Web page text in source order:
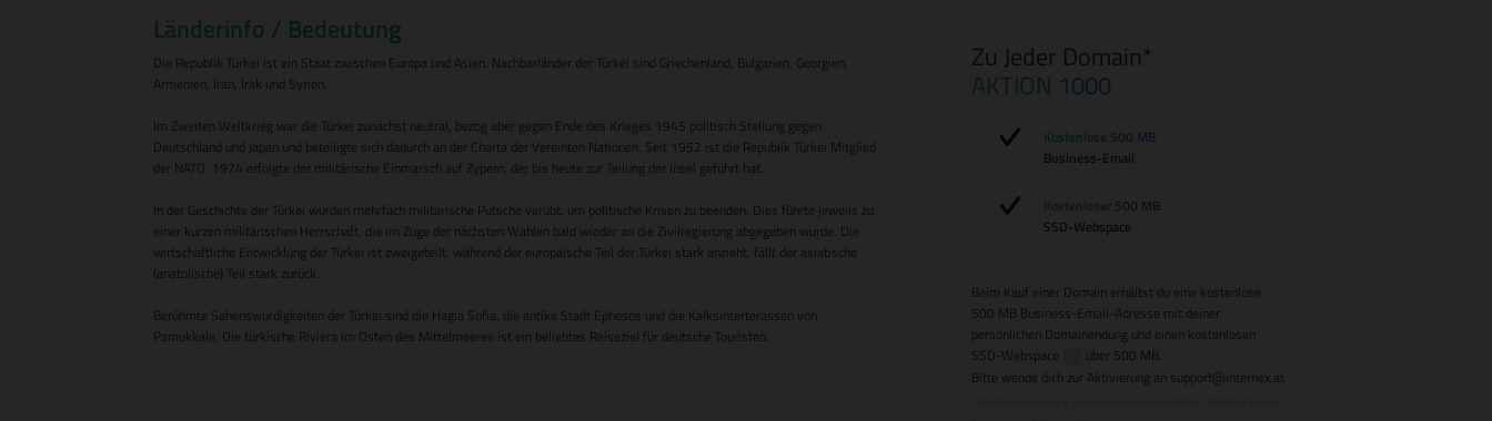
Länderinfo / Bedeutung
Die Republik Türkei ist ein Staat zwischen Europa und Asien. Nachbarländer der Türkei sind Griechenland, Bulgarien, Georgien,
Armenien, Iran, Irak und Syrien.
Im Zweiten Weltkrieg war die Türkei zunächst neutral, bezog aber gegen Ende des Krieges 1945 politisch Stellung gegen
Deutschland und Japan und beteiligte sich dadurch an der Charta der Vereinten Nationen. Seit 1952 ist die Republik Türkei Mitglied
der NATO. 1974 erfolgte der militärische Einmarsch auf Zypern, der bis heute zur Teilung der Insel geführt hat.
In der Geschichte der Türkei wurden mehrfach militärische Putsche verübt, um politische Krisen zu beenden. Dies führte jeweils zu
einer kurzen militärischen Herrschaft, die im Zuge der nächsten Wahlen bald wieder an die Zivilregierung abgegeben wurde. Die
wirtschaftliche Entwicklung der Türkei ist zweigeteilt: während der europäische Teil der Türkei stark anzieht, fällt der asiatische
(anatolische) Teil stark zurück.
Berühmte Sehenswürdigkeiten der Türkei sind die Hagia Sofia, die antike Stadt Ephesos und die Kalksinterterassen von
Pamukkale. Die türkische Riviera im Osten des Mittelmeeres ist ein beliebtes Reiseziel für deutsche Touristen.
Zu Jeder Domain*
AKTION 1000
Kostenlose 500 MB
Business-Email
Kostenloser 500 MB
SSD-Webspace
Beim Kauf einer Domain erhältst du eine kostenlose
500 MB Business-Email-Adresse mit deiner
persönlichen Domainendung und einen kostenlosen
SSD-Webspace
über 500 MB.
Bitte wende dich zur Aktivierung an support@internex.at